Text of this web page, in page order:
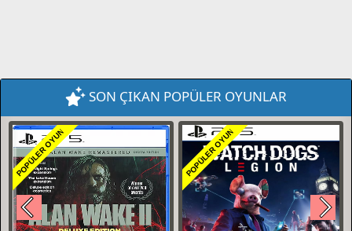
SON ÇIKAN POPÜLER OYUNLAR
POPÜLER OYUN POPÜLER OYUN